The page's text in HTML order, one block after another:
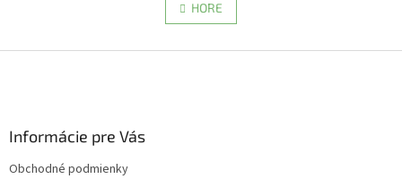
l
á
n
k
v
HORE
Informácie pre Vás
Obchodné podmienky